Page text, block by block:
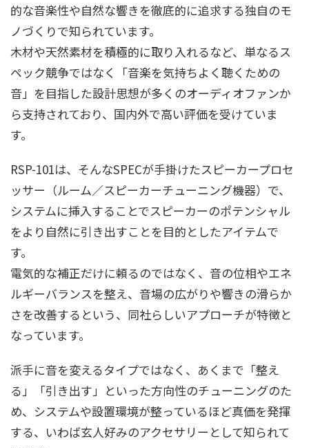
的な音楽性や自然な響きを徹底的に追求する独自のモ
ノづくりで知られています。
木材や天然素材を積極的に取り入れるなど、単なるス
ペック競争ではなく「音楽を気持ちよく聴くための
音」を目指した設計思想が多くのオーディオファンか
ら支持されており、国内外で高い評価を受けていま
す。
RSP-101は、そんなSPECが手掛けたスピーカープロセ
ッサー（ルーム／スピーカーチューニング機器）で、
システムに挿入することでスピーカーのポテンシャル
をより自然に引き出すことを目的としたアイテムで
す。
電気的な補正だけに頼るのではなく、音の位相やエネ
ルギーバランスを整え、音場の広がりや響きの滑らか
さを改善するという、同社らしいアプローチが特徴と
なっています。
派手に音を変えるタイプではなく、あくまで「整え
る」「引き出す」といった方向性のチューニングのた
め、システムや設置環境が整っているほど真価を発揮
する、いわば玄人好みのアクセサリーとして知られて